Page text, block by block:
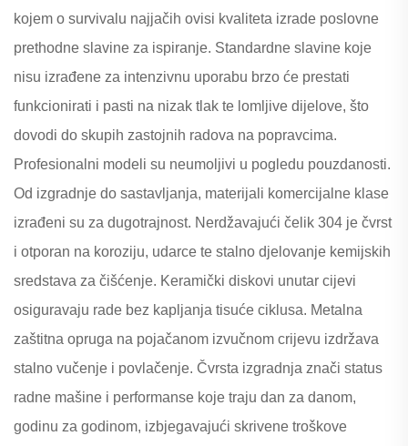
kojem o survivalu najjačih ovisi kvaliteta izrade poslovne
prethodne slavine za ispiranje. Standardne slavine koje
nisu izrađene za intenzivnu uporabu brzo će prestati
funkcionirati i pasti na nizak tlak te lomljive dijelove, što
dovodi do skupih zastojnih radova na popravcima.
Profesionalni modeli su neumoljivi u pogledu pouzdanosti.
Od izgradnje do sastavljanja, materijali komercijalne klase
izrađeni su za dugotrajnost. Nerdžavajući čelik 304 je čvrst
i otporan na koroziju, udarce te stalno djelovanje kemijskih
sredstava za čišćenje. Keramički diskovi unutar cijevi
osiguravaju rade bez kapljanja tisuće ciklusa. Metalna
zaštitna opruga na pojačanom izvučnom crijevu izdržava
stalno vučenje i povlačenje. Čvrsta izgradnja znači status
radne mašine i performanse koje traju dan za danom,
godinu za godinom, izbjegavajući skrivene troškove